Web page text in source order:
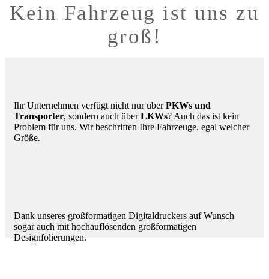
Kein Fahrzeug ist uns zu
groß!
Ihr Unternehmen verfügt nicht nur überPKWs und
Transporter, sondern auch überLKWs? Auch das ist kein
Problem für uns. Wir beschriften Ihre Fahrzeuge, egal welcher
Größe.
Dank unseres großformatigen Digitaldruckers auf Wunsch
sogar auch mit hochauflösenden großformatigen
Designfolierungen.